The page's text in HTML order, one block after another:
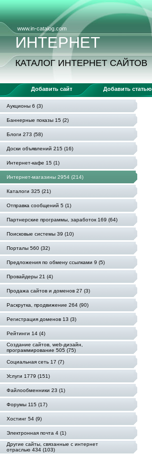
www.in-catalog.com
ИНТЕРНЕТ
КАТАЛОГ ИНТЕРНЕТ САЙТОВ
Добавить сайт Добавить статью
Аукционы 6 (3)
Баннерные показы 15 (2)
Блоги 273 (58)
Доски объявлений 215 (16)
Интернет-кафе 15 (1)
Интернет-магазины 2954 (214)
Каталоги 325 (21)
Отправка сообщений 5 (1)
Партнерские программы, заработок 169 (64)
Поисковые системы 39 (10)
Порталы 560 (32)
Предложения по обмену ссылками 9 (5)
Провайдеры 21 (4)
Продажа сайтов и доменов 27 (3)
Раскрутка, продвижение 264 (90)
Регистрация доменов 13 (3)
Рейтинги 14 (4)
Создание сайтов, web-дизайн,
программирование 505 (75)
Социальная сеть 17 (7)
Услуги 1779 (151)
Файлообменники 23 (1)
Форумы 115 (17)
Хостинг 54 (9)
Электронная почта 4 (1)
Другие сайты, связанные с интернет
отраслью 434 (103)